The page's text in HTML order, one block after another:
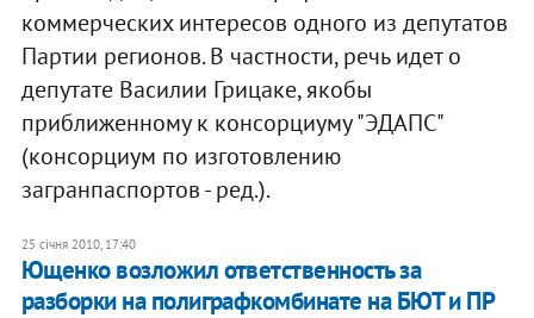
коммерческих интересов одного из депутатов
Партии регионов. В частности, речь идет о
депутате Василии Грицаке, якобы
приближенному к консорциуму "ЭДАПС"
(консорциум по изготовлению
загранпаспортов - ред.).
25 січня 2010, 17:40
Ющенко возложил ответственность за
разборки на полиграфкомбинате на БЮТ и ПР